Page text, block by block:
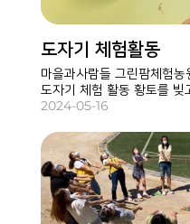
도자기 체험활동
마을과사람들 그린팜체험
도자기 체험 활동 황토를 빚
흙을 만지며 마음을 차분하
2024-05-16